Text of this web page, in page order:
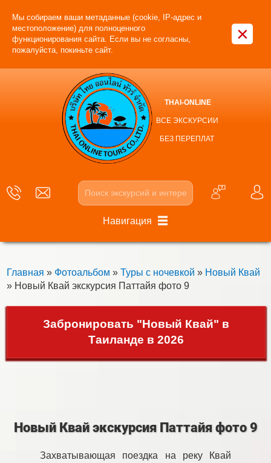
Мы собираем ваши метаданные (cookie, IP-адрес и
местоположение) для полноценного
функционирования сайта. Если вы не согласны,
пожалуйста, покиньте сайт.
×
THAI-ONLINE
ВСЕ ЭКСКУРСИИ
БЕЗ ПЕРЕПЛАТ
Навигация
Главная » Фотоальбом » Туры с ночевкой » Новый Квай
» Новый Квай экскурсия Паттайя фото 9
Забронировать "Новый Квай" в
Таиланде в 2026
Новый Квай экскурсия Паттайя фото 9
Захватывающая поездка на реку Квай